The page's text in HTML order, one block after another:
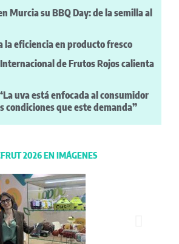
Murcia su BBQ Day: de la semilla al
la eficiencia en producto fresco
de Frutos Rojos calienta
uva está enfocada al consumidor
condiciones que este demanda”
2026 EN IMÁGENES